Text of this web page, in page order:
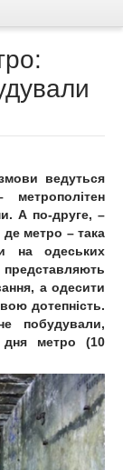
ведуться
А по-друге, –
метро – така
на одеських
а одесити
дотепність.
побудували,
дня метро (10